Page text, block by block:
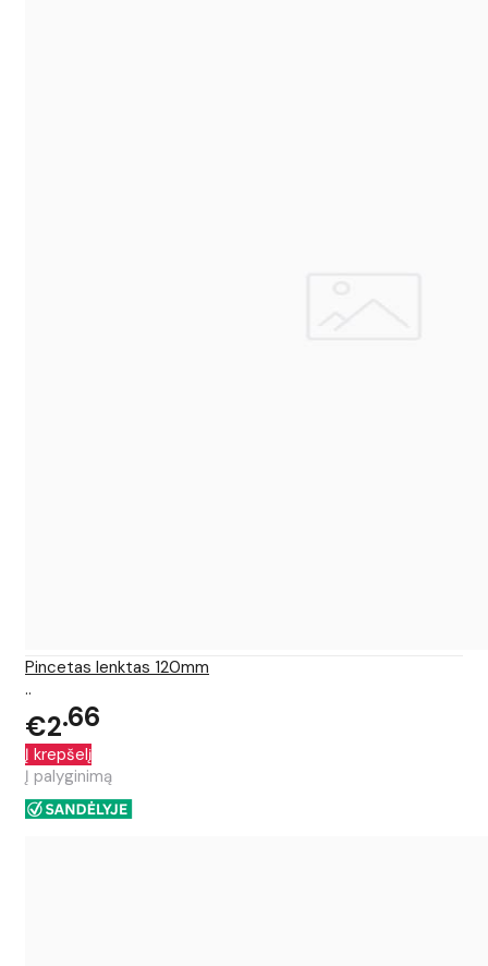
Pincetas lenktas 120mm
..
€2 66
Į krepšelį
Į palyginimą